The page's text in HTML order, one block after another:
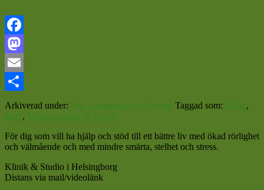
Facebook
Mastodon
Email
Dela
Arkiverad under: Mat - inspiration och recept Taggad som: Hälsa,
Kost, Matinspiration & Recept
För dig som vill ha hjälp och stöd till ett bättre liv med ökad rörlighet
och välmående och med mindre smärta, stelhet och stress.
Klinik & Studio i Helsingborg
Distans via mail/videolänk